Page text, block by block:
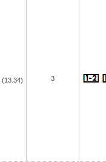
(13.34) 3